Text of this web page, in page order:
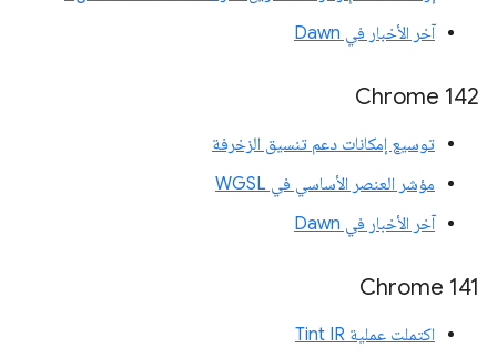
آخر الأخبار في Dawn
Chrome 142
توسيع إمكانات دعم تنسيق الزخرفة
مؤشر العنصر الأساسي في WGSL
آخر الأخبار في Dawn
Chrome 141
اكتملت عملية Tint IR